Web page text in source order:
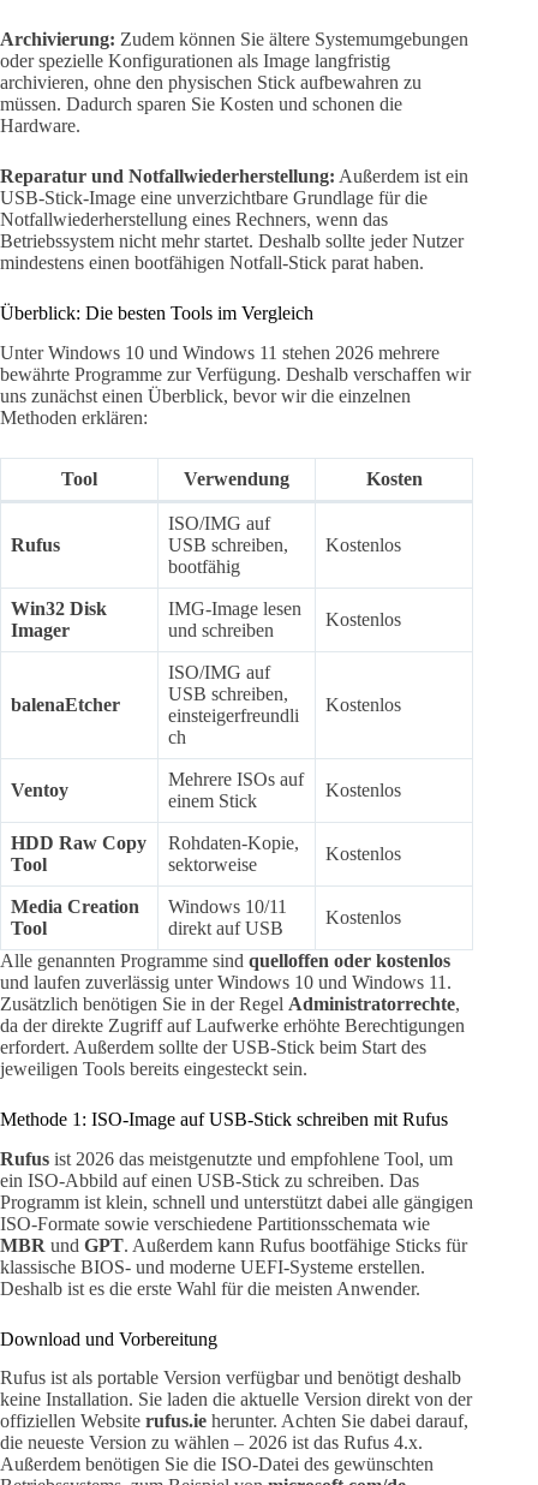
Archivierung: Zudem können Sie ältere Systemumgebungen
oder spezielle Konfigurationen als Image langfristig
archivieren, ohne den physischen Stick aufbewahren zu
müssen. Dadurch sparen Sie Kosten und schonen die
Hardware.
Reparatur und Notfallwiederherstellung: Außerdem ist ein
USB-Stick-Image eine unverzichtbare Grundlage für die
Notfallwiederherstellung eines Rechners, wenn das
Betriebssystem nicht mehr startet. Deshalb sollte jeder Nutzer
mindestens einen bootfähigen Notfall-Stick parat haben.
Überblick: Die besten Tools im Vergleich
Unter Windows 10 und Windows 11 stehen 2026 mehrere
bewährte Programme zur Verfügung. Deshalb verschaffen wir
uns zunächst einen Überblick, bevor wir die einzelnen
Methoden erklären:
Tool Verwendung Kosten
Rufus
ISO/IMG auf
USB schreiben,
bootfähig
Kostenlos
Win32 Disk
Imager
IMG-Image lesen
und schreiben
Kostenlos
balenaEtcher
ISO/IMG auf
USB schreiben,
einsteigerfreundli
ch
Kostenlos
Ventoy
Mehrere ISOs auf
einem Stick
Kostenlos
HDD Raw Copy
Tool
Rohdaten-Kopie,
sektorweise
Kostenlos
Media Creation
Tool
Windows 10/11
direkt auf USB
Kostenlos
Alle genannten Programme sind quelloffen oder kostenlos
und laufen zuverlässig unter Windows 10 und Windows 11.
Zusätzlich benötigen Sie in der Regel Administratorrechte,
da der direkte Zugriff auf Laufwerke erhöhte Berechtigungen
erfordert. Außerdem sollte der USB-Stick beim Start des
jeweiligen Tools bereits eingesteckt sein.
Methode 1: ISO-Image auf USB-Stick schreiben mit Rufus
Rufus ist 2026 das meistgenutzte und empfohlene Tool, um
ein ISO-Abbild auf einen USB-Stick zu schreiben. Das
Programm ist klein, schnell und unterstützt dabei alle gängigen
ISO-Formate sowie verschiedene Partitionsschemata wie
MBR und GPT. Außerdem kann Rufus bootfähige Sticks für
klassische BIOS- und moderne UEFI-Systeme erstellen.
Deshalb ist es die erste Wahl für die meisten Anwender.
Download und Vorbereitung
Rufus ist als portable Version verfügbar und benötigt deshalb
keine Installation. Sie laden die aktuelle Version direkt von der
offiziellen Website rufus.ie herunter. Achten Sie dabei darauf,
die neueste Version zu wählen – 2026 ist das Rufus 4.x.
Außerdem benötigen Sie die ISO-Datei des gewünschten